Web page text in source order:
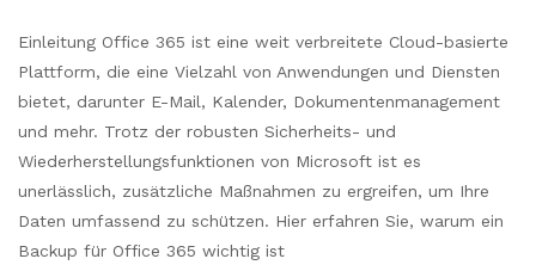
Einleitung Office 365 ist eine weit verbreitete Cloud-basierte
Plattform, die eine Vielzahl von Anwendungen und Diensten
bietet, darunter E-Mail, Kalender, Dokumentenmanagement
und mehr. Trotz der robusten Sicherheits- und
Wiederherstellungsfunktionen von Microsoft ist es
unerlässlich, zusätzliche Maßnahmen zu ergreifen, um Ihre
Daten umfassend zu schützen. Hier erfahren Sie, warum ein
Backup für Office 365 wichtig ist